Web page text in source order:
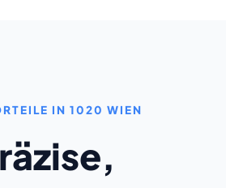
IN 1020 WIEN